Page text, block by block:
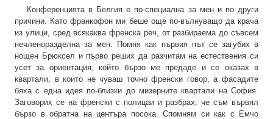
Конференцията в Белгия е по-специална за мен и по други
причини. Като франкофон ми беше още по-вълнуващо да крача
из улици, сред всякаква френска реч, от разбираема до съвсем
нечленоразделна за мен. Помня как първия път се загубих в
нощен Брюксел и първо реших да разчитам на естествения си
усет за ориентация, който бързо ме предаде и се оказах в
квартали, в които не чуваш точно френски говор, а фасадите
бяха с една идея по-близки до мизерните квартали на София.
Заговорих се на френски с полицаи и разбрах, че съм вървял
бързо в обратна на центъра посока. Спомням си как с Емчо